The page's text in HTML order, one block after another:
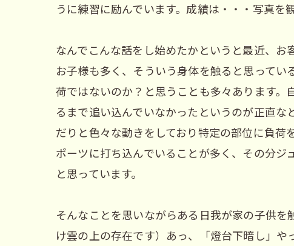
うに練習に励んでいます。成績は・・・写真
なんでこんな話をし始めたかというと最近、
お子様も多く、そういう身体を触ると思って
荷ではないのか？と思うことも多々あります
るまで追い込んでいなかったというのが正直
だりと色々な動きをしており特定の部位に負
ポーツに打ち込んでいることが多く、その分
と思っています。
そんなことを思いながらある日我が家の子供
け雲の上の存在です）あっ、「燈台下暗し」や